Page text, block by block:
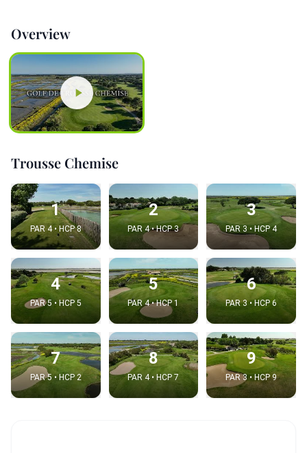
Overview
Trousse Chemise
1
PAR 4 • HCP 8
2
PAR 4 • HCP 3
3
PAR 3 • HCP 4
4
PAR 5 • HCP 5
5
PAR 4 • HCP 1
6
PAR 3 • HCP 6
7
PAR 5 • HCP 2
8
PAR 4 • HCP 7
9
PAR 3 • HCP 9